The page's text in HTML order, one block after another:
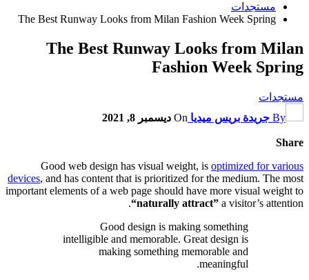
مستجدات
The Best Runway Looks from Milan Fashion Week Spring
The Best Runway Looks from Milan
Fashion Week Spring
مستجدات
By جريدة بريس ميديا On ديسمبر 8, 2021
Share
Good web design has visual weight, is optimized for various
devices, and has content that is prioritized for the medium. The most
important elements of a web page should have more visual weight to
“naturally attract” a visitor’s attention.
Good design is making something
intelligible and memorable. Great design is
making something memorable and
meaningful.